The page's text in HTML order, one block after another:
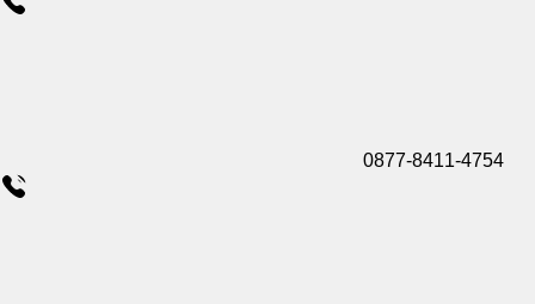
0877-8411-4754